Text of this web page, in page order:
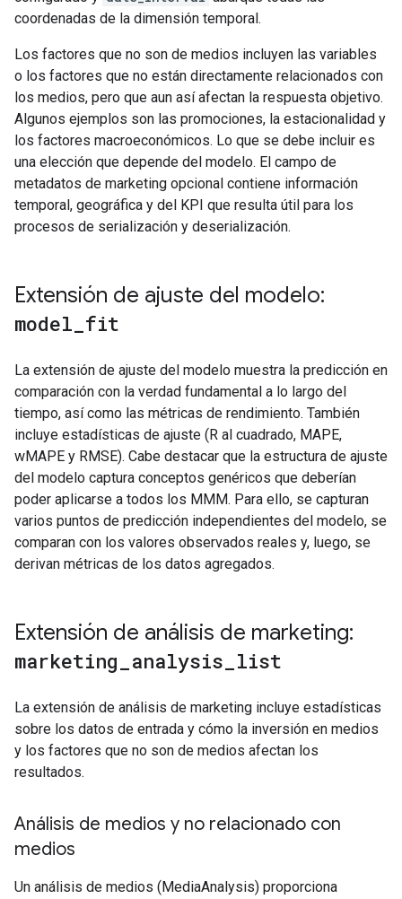
coordenadas de la dimensión temporal.
Los factores que no son de medios incluyen las variables
o los factores que no están directamente relacionados con
los medios, pero que aun así afectan la respuesta objetivo.
Algunos ejemplos son las promociones, la estacionalidad y
los factores macroeconómicos. Lo que se debe incluir es
una elección que depende del modelo. El campo de
metadatos de marketing opcional contiene información
temporal, geográfica y del KPI que resulta útil para los
procesos de serialización y deserialización.
Extensión de ajuste del modelo:
model fit
La extensión de ajuste del modelo muestra la predicción en
comparación con la verdad fundamental a lo largo del
tiempo, así como las métricas de rendimiento. También
incluye estadísticas de ajuste (R al cuadrado, MAPE,
wMAPE y RMSE). Cabe destacar que la estructura de ajuste
del modelo captura conceptos genéricos que deberían
poder aplicarse a todos los MMM. Para ello, se capturan
varios puntos de predicción independientes del modelo, se
comparan con los valores observados reales y, luego, se
derivan métricas de los datos agregados.
Extensión de análisis de marketing:
marketing analysis list
La extensión de análisis de marketing incluye estadísticas
sobre los datos de entrada y cómo la inversión en medios
y los factores que no son de medios afectan los
resultados.
Análisis de medios y no relacionado con
medios
Un análisis de medios (MediaAnalysis) proporciona